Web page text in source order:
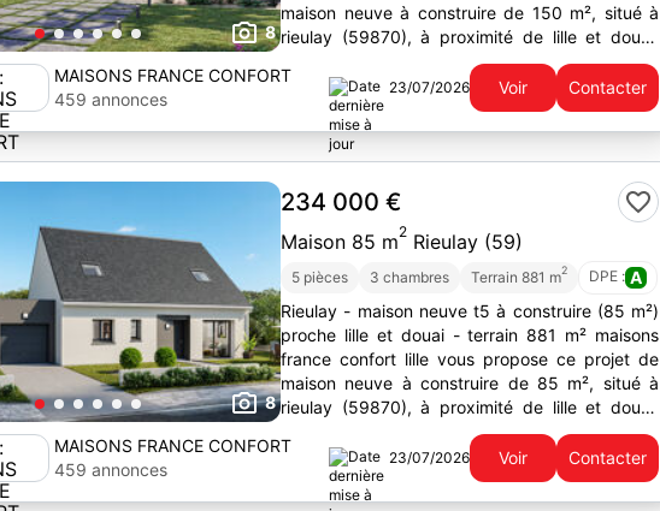
8
maison neuve à construire de 150 m², situé à
rieulay (59870), à proximité de lille et douai,
MAISONS FRANCE CONFORT
459 annonces
23/07/2026 Voir Contacter
8
234 000 €
Maison 85 m2 Rieulay (59)
5 pièces 3 chambres Terrain 881 m2 DPE : A
Rieulay - maison neuve t5 à construire (85 m²)
proche lille et douai - terrain 881 m² maisons
france confort lille vous propose ce projet de
maison neuve à construire de 85 m², situé à
rieulay (59870), à proximité de lille et douai,
MAISONS FRANCE CONFORT
459 annonces
23/07/2026 Voir Contacter